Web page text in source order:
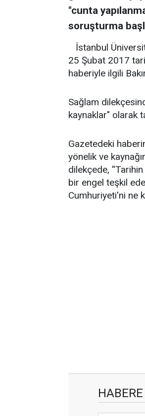
"cunta
soruşturma
İstanbul
25 Şubat 2017
haberiyle ilgili
Sağlam
kaynaklar" olarak
Gazetedeki
yönelik ve
dilekçede,
bir engel teşkil
Cumhuriyeti'ni ne
HABERE